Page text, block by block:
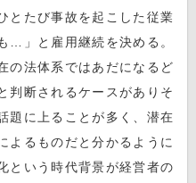
とたび事故を起こした従業
…」と雇用継続を決める。
の法体系ではあだになるど
判断されるケースがありそ
題に上ることが多く、潜在
よるものだと分かるように
という時代背景が経営者の